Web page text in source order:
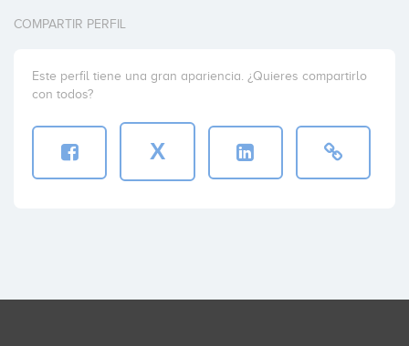
COMPARTIR PERFIL
Este perfil tiene una gran apariencia. ¿Quieres compartirlo
con todos?
X